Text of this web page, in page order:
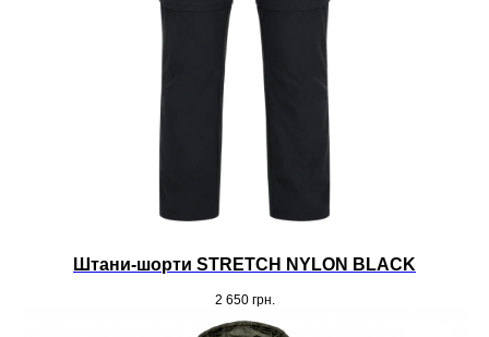
Штани-шорти STRETCH NYLON BLACK
2 650 грн.